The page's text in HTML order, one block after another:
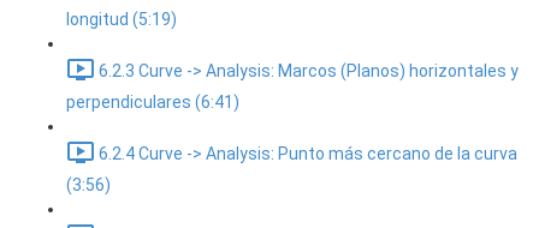
longitud (5:19)
6.2.3 Curve -> Analysis: Marcos (Planos) horizontales y
perpendiculares (6:41)
6.2.4 Curve -> Analysis: Punto más cercano de la curva
(3:56)